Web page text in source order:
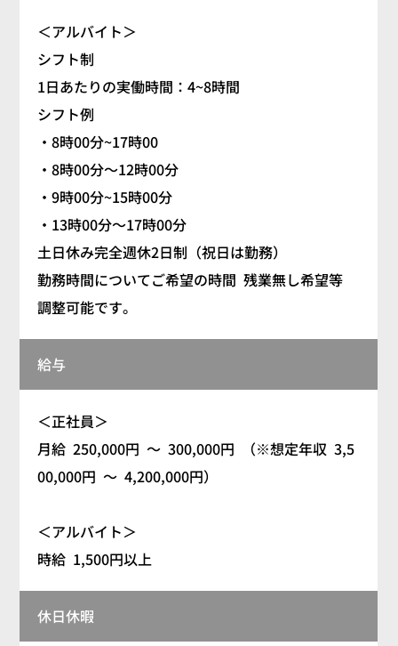
＜アルバイト＞
シフト制
1日あたりの実働時間：4~8時間
シフト例
・8時00分~17時00
・8時00分～12時00分
・9時00分~15時00分
・13時00分～17時00分
土日休み完全週休2日制（祝日は勤務）
勤務時間についてご希望の時間 残業無し希望等
調整可能です。
給与
＜正社員＞
月給 250,000円 ～ 300,000円 （※想定年収 3,5
00,000円 ～ 4,200,000円）
＜アルバイト＞
時給 1,500円以上
休日休暇